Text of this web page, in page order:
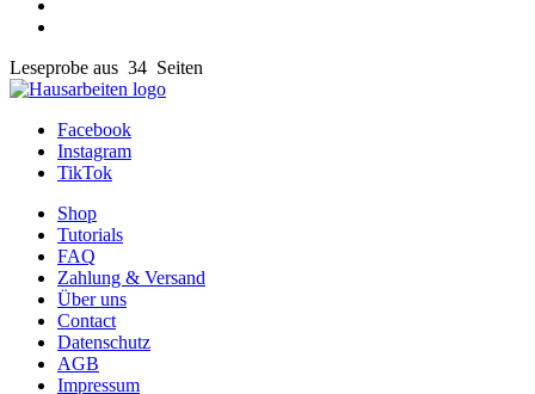
Leseprobe aus 34 Seiten
Facebook
Instagram
TikTok
Shop
Tutorials
FAQ
Zahlung & Versand
Über uns
Contact
Datenschutz
AGB
Impressum